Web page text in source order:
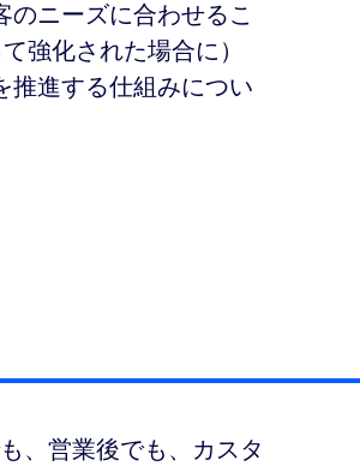
のニーズに合わせるこ
強化された場合に）
推進する仕組みについ
、営業後でも、カスタ